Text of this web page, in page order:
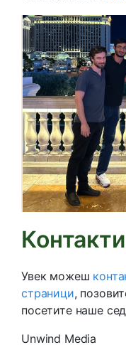
Увек можеш
страници,
посетите наше
Unwind Media